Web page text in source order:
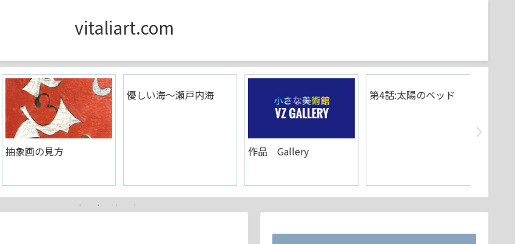
vitaliart.com
抽象画の見方
優しい海〜瀬戸内海
作品 Gallery
第4話:太陽のベッド